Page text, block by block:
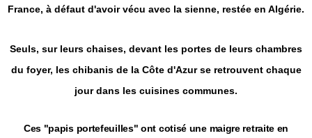
France, à défaut d'avoir vécu avec la sienne, restée en Algérie.
Seuls, sur leurs chaises, devant les portes de leurs chambres
du foyer, les chibanis de la Côte d'Azur se retrouvent chaque
jour dans les cuisines communes.
Ces "papis portefeuilles" ont cotisé une maigre retraite en